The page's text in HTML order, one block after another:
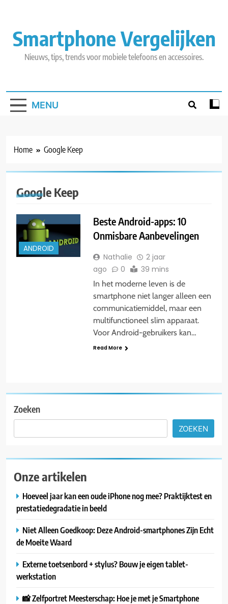
contentSmartphone Vergelijken
Nieuws, tips, trends voor mobiele telefoons en accessoires.
MENU
Home Google Keep
Google Keep
ANDROID
Beste Android-apps: 10
Onmisbare Aanbevelingen
Nathalie
2 jaar
ago
0 39 mins
In het moderne leven is de
smartphone niet langer alleen een
communicatiemiddel, maar een
multifunctioneel slim apparaat.
Voor Android-gebruikers kan…
Read More
Zoeken
ZOEKEN
Onze artikelen
Hoeveel jaar kan een oude iPhone nog mee? Praktijktest en
prestatiedegradatie in beeld
Niet Alleen Goedkoop: Deze Android-smartphones Zijn Echt
de Moeite Waard
Externe toetsenbord + stylus? Bouw je eigen tablet-
werkstation
📸 Zelfportret Meesterschap: Hoe je met je Smartphone